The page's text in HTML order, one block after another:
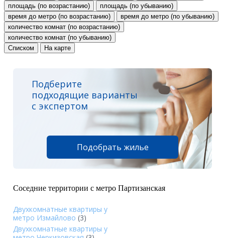
площадь (по возрастанию)
площадь (по убыванию)
время до метро (по возрастанию)
время до метро (по убыванию)
количество комнат (по возрастанию)
количество комнат (по убыванию)
Списком
На карте
Подберите
подходящие варианты
с экспертом
Подобрать жилье
Соседние территории с метро Партизанская
Двухкомнатные квартиры у
метро Измайлово (3)
Двухкомнатные квартиры у